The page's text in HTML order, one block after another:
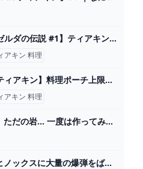
【ゼルダの伝説 #1】ティアキンの中で食べた料理だけを食べて生活する！ ティアキングルメ旅！【ティアキン】【ゆっくり実況】 - YouTube
アキン 料理
【ティアキン】料理ポーチ上限【ゼルダの伝説ティアーズオブキングダム】
アキン 料理
牛丼、クレープ、ただの岩… 一度は作ってみたい絶品料理特集【ゼルダの伝説ティアーズオブザキングダム】 - YouTube
【ティアキン】ヒノックスに大量の爆弾をばらまくリンク【ゼルダの伝説 ティアーズ オブ ザ キングダム】 - YouTube